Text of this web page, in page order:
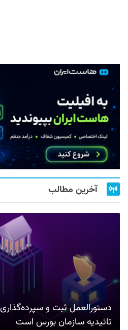
آخرین مطالب
دستورالعمل ثبت و سپرده‌گذاری
تائیدیه سازمان بورس است